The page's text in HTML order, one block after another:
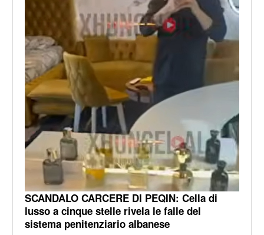
SCANDALO CARCERE DI PEQIN: Cella di
lusso a cinque stelle rivela le falle del
sistema penitenziario albanese